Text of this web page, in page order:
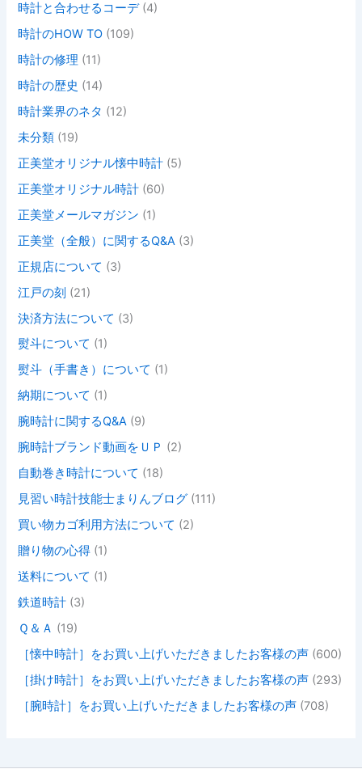
時計と合わせるコーデ(4)
時計のHOW TO (109)
時計の修理 (11)
時計の歴史 (14)
時計業界のネタ (12)
未分類 (19)
正美堂オリジナル懐中時計 (5)
正美堂オリジナル時計 (60)
正美堂メールマガジン (1)
正美堂（全般）に関するQ&A (3)
正規店について (3)
江戸の刻 (21)
決済方法について (3)
熨斗について (1)
熨斗（手書き）について (1)
納期について (1)
腕時計に関するQ&A (9)
腕時計ブランド動画をＵＰ (2)
自動巻き時計について (18)
見習い時計技能士まりんブログ (111)
買い物カゴ利用方法について (2)
贈り物の心得 (1)
送料について (1)
鉄道時計 (3)
Ｑ＆Ａ (19)
［懐中時計］をお買い上げいただきましたお客様の声 (600)
［掛け時計］をお買い上げいただきましたお客様の声 (293)
［腕時計］をお買い上げいただきましたお客様の声 (708)